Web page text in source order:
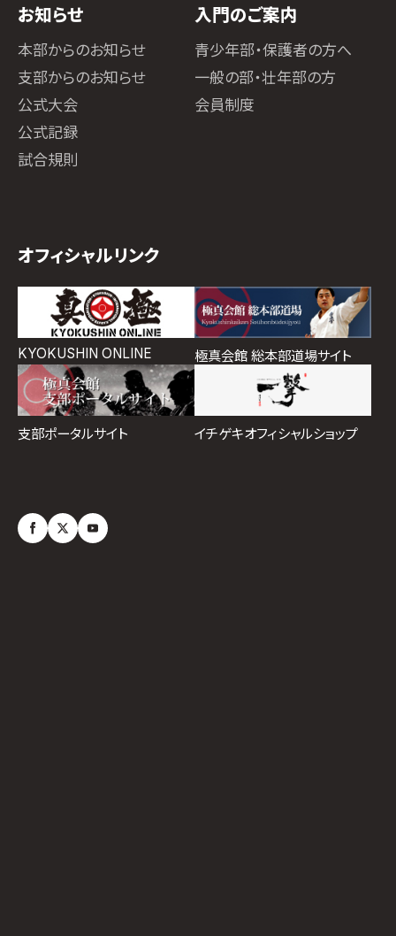
お知らせ
本部からのお知らせ
支部からのお知らせ
公式大会
公式記録
試合規則
入門のご案内
青少年部・保護者の方へ
一般の部・壮年部の方
会員制度
オフィシャルリンク
KYOKUSHIN ONLINE 極真会館 総本部道場サイト
支部ポータルサイト イチゲキオフィシャルショップ